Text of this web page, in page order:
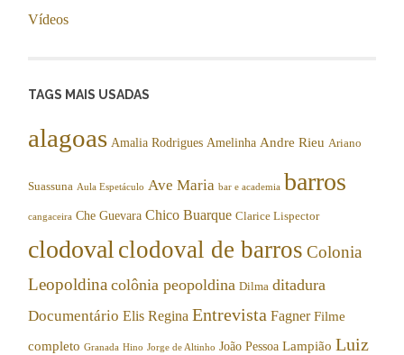
Vídeos
TAGS MAIS USADAS
alagoas Amalia Rodrigues Amelinha Andre Rieu Ariano
Suassuna Aula Espetáculo Ave Maria bar e academia barros
cangaceira Che Guevara Chico Buarque Clarice Lispector
clodoval clodoval de barros Colonia
Leopoldina colônia peopoldina Dilma ditadura
Documentário Elis Regina Entrevista Fagner Filme
completo Granada Hino Jorge de Altinho João Pessoa Lampião Luiz